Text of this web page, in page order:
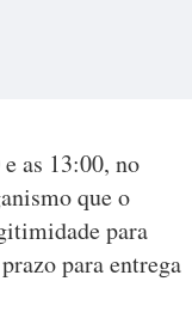
as 13:00, no
que o
para
para entrega